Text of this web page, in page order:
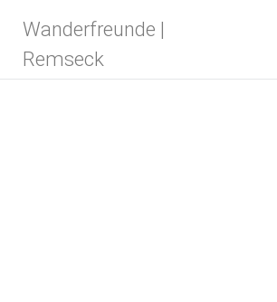
Inhalt
springen
Wanderfreunde |
Remseck